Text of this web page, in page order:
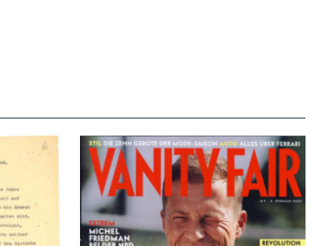
– V,
VANITY FAIR – Nr. 7 – 8.
Februar 2007